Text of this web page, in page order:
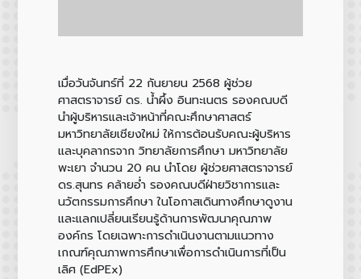
เมื่อวันจันทร์ที่ 22 กันยายน 2568 ผู้ช่วย
ศาสตราจารย์ ดร. น้ำผึ้ง อินทะเนตร รองคณบดี
นำผู้บริหารและเจ้าหน้าที่คณะศึกษาศาสตร์
มหาวิทยาลัยเชียงใหม่ ให้การต้อนรับคณะผู้บริหาร
และบุคลากรจาก วิทยาลัยการศึกษา มหาวิทยาลัย
พะเยา จำนวน 20 คน นำโดย ผู้ช่วยศาสตราจารย์
ดร.สุนทร คล้ายอ่ำ รองคณบดีฝ่ายวิชาการและ
นวัตกรรมการศึกษา ในโอกาสเดินทางศึกษาดูงาน
และแลกเปลี่ยนเรียนรู้ด้านการพัฒนาคุณภาพ
องค์กร โดยเฉพาะการดำเนินงานตามแนวทาง
เกณฑ์คุณภาพการศึกษาเพื่อการดำเนินการที่เป็น
เลิศ (EdPEx)